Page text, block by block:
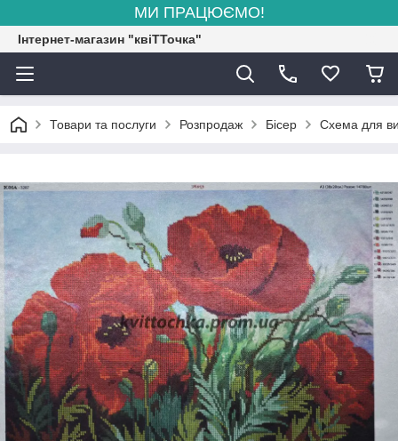
МИ ПРАЦЮЄМО!
Інтернет-магазин "квіТТочка"
Товари та послуги Розпродаж Бісер Схема для